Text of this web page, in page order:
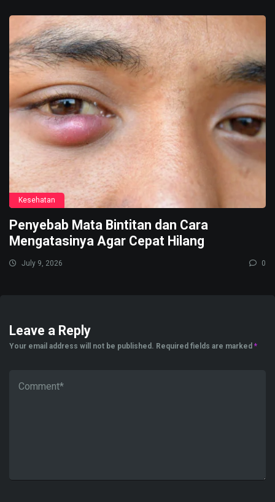
Kesehatan
Penyebab Mata Bintitan dan Cara
Mengatasinya Agar Cepat Hilang
July 9, 2026 0
Leave a Reply
Your email address will not be published. Required fields are marked *